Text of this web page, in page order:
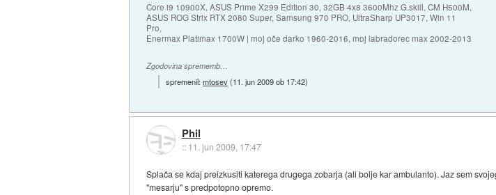
Core i9 10900X, ASUS Prime X299 Edition 30, 32GB 4x8 3600Mhz G.skill, CM H500M,
ASUS ROG Strix RTX 2080 Super, Samsung 970 PRO, UltraSharp UP3017, Win 11
Pro,
Enermax Platimax 1700W | moj oče darko 1960-2016, moj labradorec max 2002-2013
Zgodovina sprememb…
spremenil:mtosev(11. jun 2009 ob 17:42)
Phil
:: 11. jun 2009, 17:47
Splača se kdaj preizkusiti katerega drugega zobarja (ali bolje kar ambulanto). Jaz sem
"mesarju" s predpotopno opremo.